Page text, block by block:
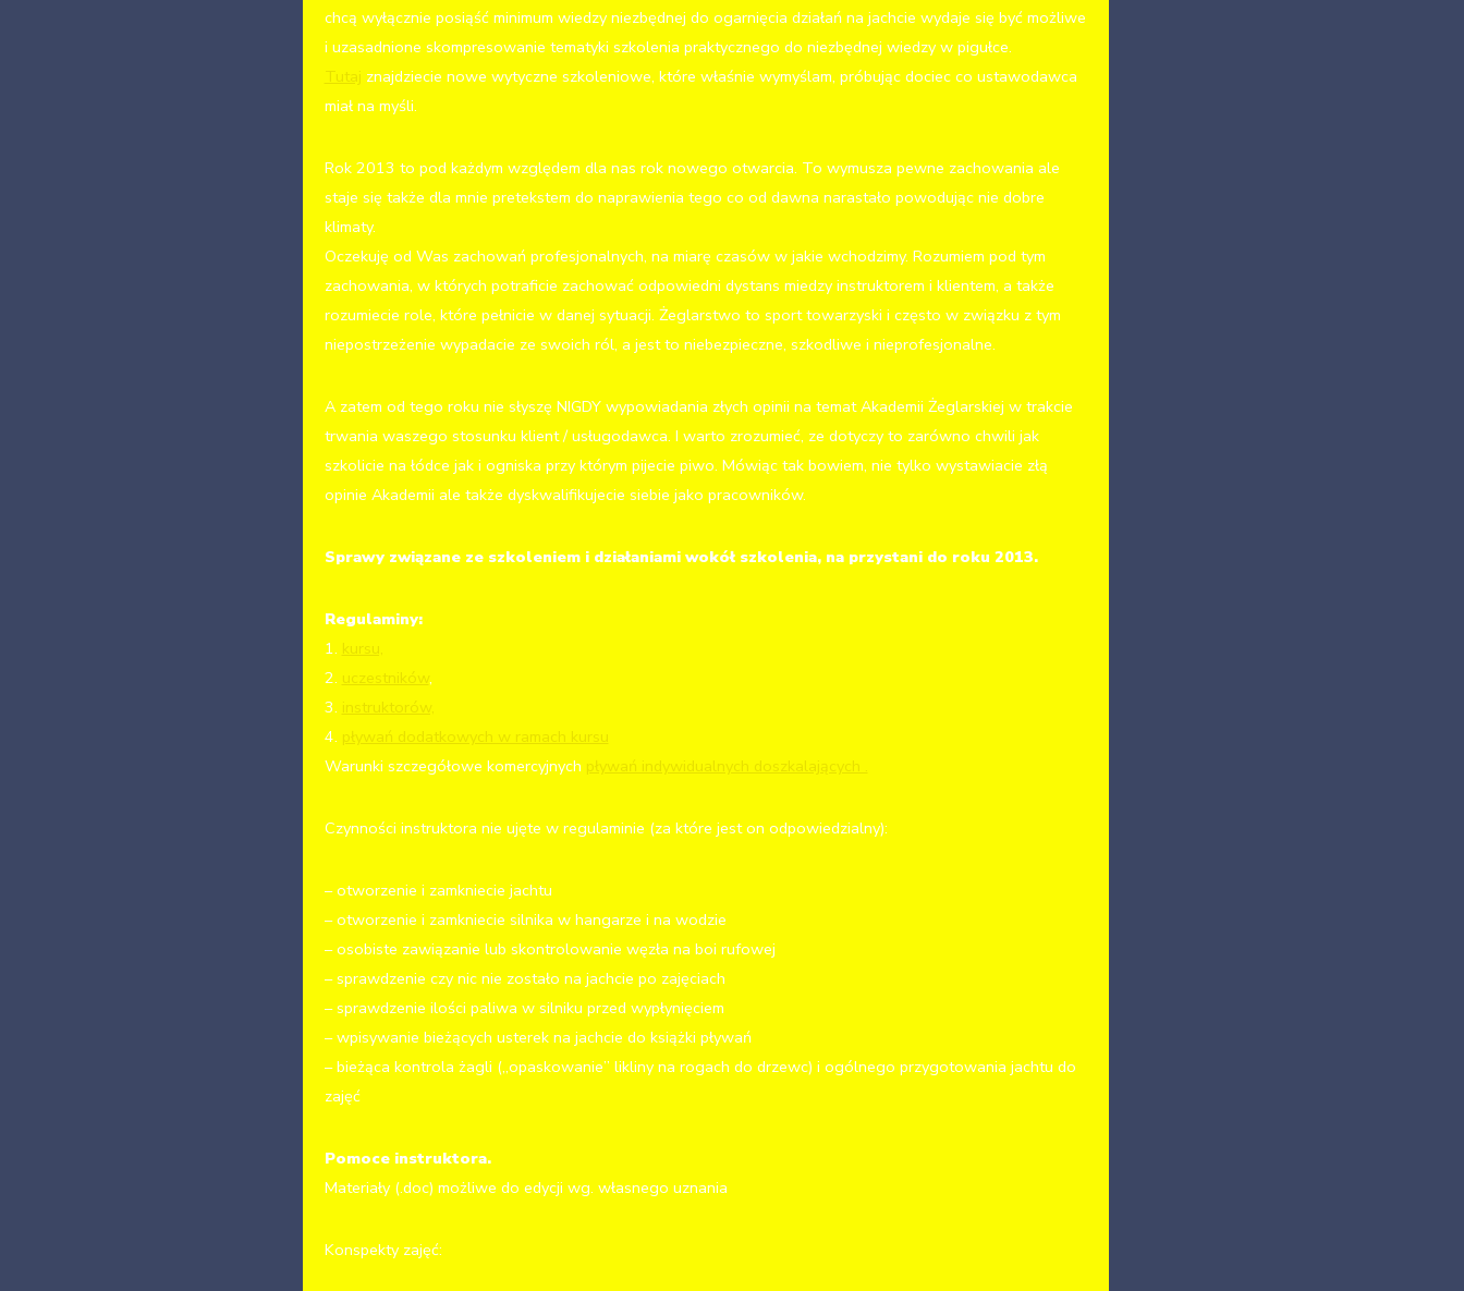
chcą wyłącznie posiąść minimum wiedzy niezbędnej do ogarnięcia działań na jachcie wydaje się być możliwe
i uzasadnione skompresowanie tematyki szkolenia praktycznego do niezbędnej wiedzy w pigułce.
Tutaj znajdziecie nowe wytyczne szkoleniowe, które właśnie wymyślam, próbując dociec co ustawodawca
miał na myśli.
Rok 2013 to pod każdym względem dla nas rok nowego otwarcia. To wymusza pewne zachowania ale
staje się także dla mnie pretekstem do naprawienia tego co od dawna narastało powodując nie dobre
klimaty.
Oczekuję od Was zachowań profesjonalnych, na miarę czasów w jakie wchodzimy. Rozumiem pod tym
zachowania, w których potraficie zachować odpowiedni dystans miedzy instruktorem i klientem, a także
rozumiecie role, które pełnicie w danej sytuacji. Żeglarstwo to sport towarzyski i często w związku z tym
niepostrzeżenie wypadacie ze swoich ról, a jest to niebezpieczne, szkodliwe i nieprofesjonalne.
A zatem od tego roku nie słyszę NIGDY wypowiadania złych opinii na temat Akademii Żeglarskiej w trakcie
trwania waszego stosunku klient / usługodawca. I warto zrozumieć, ze dotyczy to zarówno chwili jak
szkolicie na łódce jak i ogniska przy którym pijecie piwo. Mówiąc tak bowiem, nie tylko wystawiacie złą
opinie Akademii ale także dyskwalifikujecie siebie jako pracowników.
Sprawy związane ze szkoleniem i działaniami wokół szkolenia, na przystani do roku 2013.
Regulaminy:
1. kursu,
2. uczestników,
3. instruktorów,
4. pływań dodatkowych w ramach kursu
Warunki szczegółowe komercyjnych pływań indywidualnych doszkalających .
Czynności instruktora nie ujęte w regulaminie (za które jest on odpowiedzialny):
– otworzenie i zamkniecie jachtu
– otworzenie i zamkniecie silnika w hangarze i na wodzie
– osobiste zawiązanie lub skontrolowanie węzła na boi rufowej
– sprawdzenie czy nic nie zostało na jachcie po zajęciach
– sprawdzenie ilości paliwa w silniku przed wypłynięciem
– wpisywanie bieżących usterek na jachcie do książki pływań
– bieżąca kontrola żagli („opaskowanie” likliny na rogach do drzewc) i ogólnego przygotowania jachtu do
zajęć
Pomoce instruktora.
Materiały (.doc) możliwe do edycji wg. własnego uznania
Konspekty zajęć: